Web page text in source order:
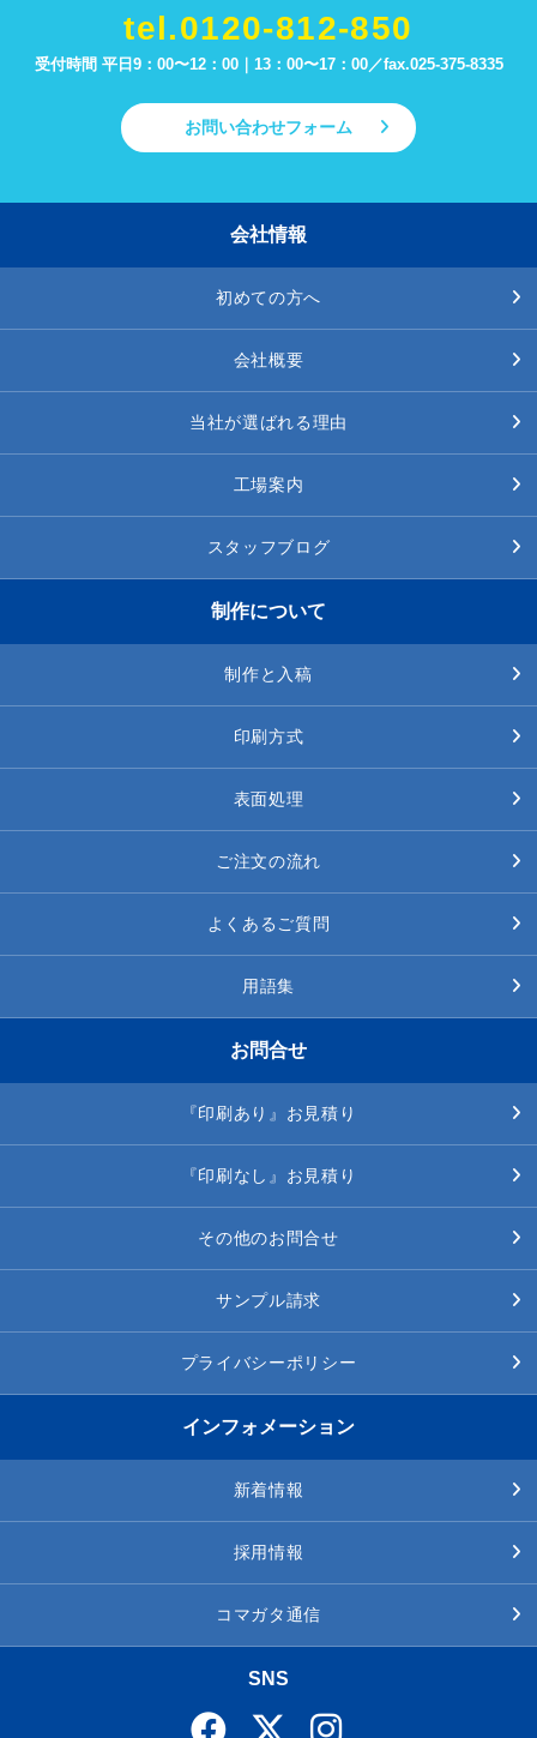
tel.0120-812-850
受付時間 平日9：00〜12：00｜13：00〜17：00／fax.025-375-8335
お問い合わせフォーム
会社情報
初めての方へ
会社概要
当社が選ばれる理由
工場案内
スタッフブログ
制作について
制作と入稿
印刷方式
表面処理
ご注文の流れ
よくあるご質問
用語集
お問合せ
『印刷あり』お見積り
『印刷なし』お見積り
その他のお問合せ
サンプル請求
プライバシーポリシー
インフォメーション
新着情報
採用情報
コマガタ通信
SNS